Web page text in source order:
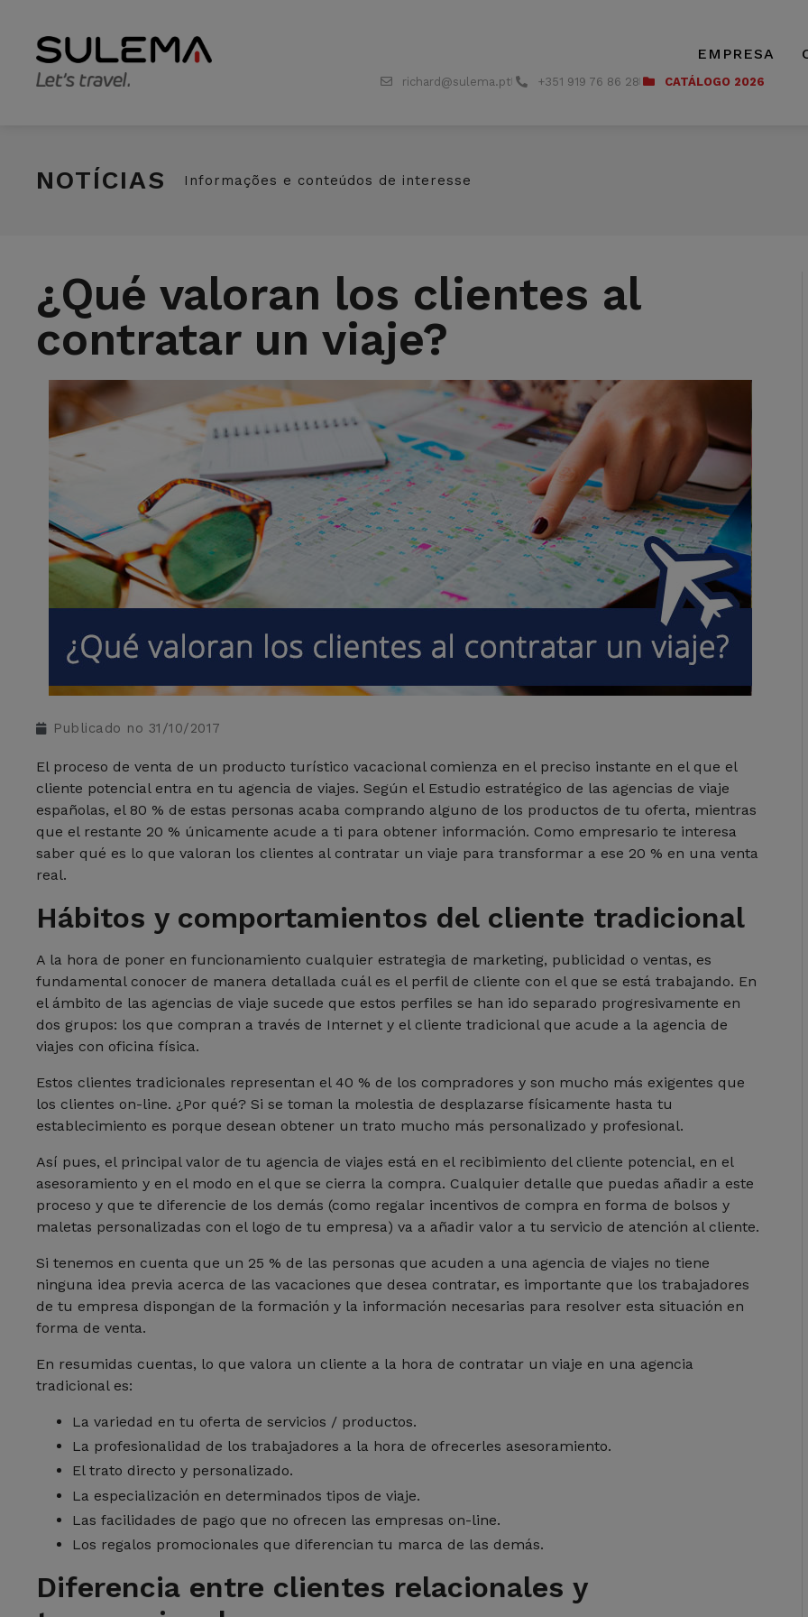
EMPRESA
richard@sulema.pt +351 919 76 86 28 CATÁLOGO 2026
NOTÍCIAS Informações e conteúdos de interesse
¿Qué valoran los clientes al
contratar un viaje?
Publicado no 31/10/2017
El proceso de venta de un producto turístico vacacional comienza en el preciso instante en el que el
cliente potencial entra en tu agencia de viajes. Según el Estudio estratégico de las agencias de viaje
españolas, el 80 % de estas personas acaba comprando alguno de los productos de tu oferta, mientras
que el restante 20 % únicamente acude a ti para obtener información. Como empresario te interesa
saber qué es lo que valoran los clientes al contratar un viaje para transformar a ese 20 % en una venta
real.
Hábitos y comportamientos del cliente tradicional
A la hora de poner en funcionamiento cualquier estrategia de marketing, publicidad o ventas, es
fundamental conocer de manera detallada cuál es el perfil de cliente con el que se está trabajando. En
el ámbito de las agencias de viaje sucede que estos perfiles se han ido separado progresivamente en
dos grupos: los que compran a través de Internet y el cliente tradicional que acude a la agencia de
viajes con oficina física.
Estos clientes tradicionales representan el 40 % de los compradores y son mucho más exigentes que
los clientes on-line. ¿Por qué? Si se toman la molestia de desplazarse físicamente hasta tu
establecimiento es porque desean obtener un trato mucho más personalizado y profesional.
Así pues, el principal valor de tu agencia de viajes está en el recibimiento del cliente potencial, en el
asesoramiento y en el modo en el que se cierra la compra. Cualquier detalle que puedas añadir a este
proceso y que te diferencie de los demás (como regalar incentivos de compra en forma de bolsos y
maletas personalizadas con el logo de tu empresa) va a añadir valor a tu servicio de atención al cliente.
Si tenemos en cuenta que un 25 % de las personas que acuden a una agencia de viajes no tiene
ninguna idea previa acerca de las vacaciones que desea contratar, es importante que los trabajadores
de tu empresa dispongan de la formación y la información necesarias para resolver esta situación en
forma de venta.
En resumidas cuentas, lo que valora un cliente a la hora de contratar un viaje en una agencia
tradicional es:
La variedad en tu oferta de servicios / productos.
La profesionalidad de los trabajadores a la hora de ofrecerles asesoramiento.
El trato directo y personalizado.
La especialización en determinados tipos de viaje.
Las facilidades de pago que no ofrecen las empresas on-line.
Los regalos promocionales que diferencian tu marca de las demás.
Diferencia entre clientes relacionales y